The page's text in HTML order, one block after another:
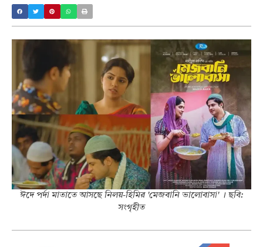
ঈদে পর্দা মাতাতে আসছে নিলয়-হিমির 'মেজবানি ভালোবাসা' । ছবি:
সংগৃহীত